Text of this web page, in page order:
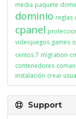
media paquete
dominio reglas
cpanel
videojuegos games
centos 7 migration
contenedores
instalación crear
Support